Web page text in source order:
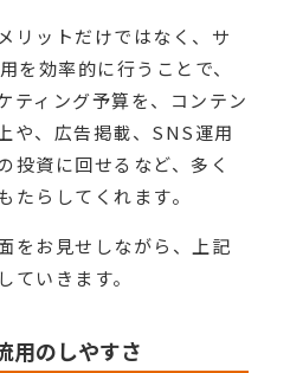
リットだけではなく、サ
を効率的に行うことで、
ティング予算を、コンテン
や、広告掲載、SNS運用
投資に回せるなど、多く
たらしてくれます。
をお見せしながら、上記
ていきます。
用のしやすさ